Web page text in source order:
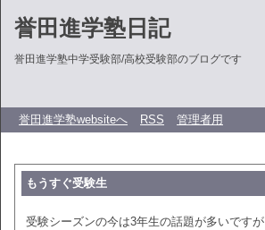
誉田進学塾日記
誉田進学塾中学受験部/高校受験部のブログです
誉田進学塾websiteへ RSS 管理者用
もうすぐ受験生
受験シーズンの今は3年生の話題が多いですが